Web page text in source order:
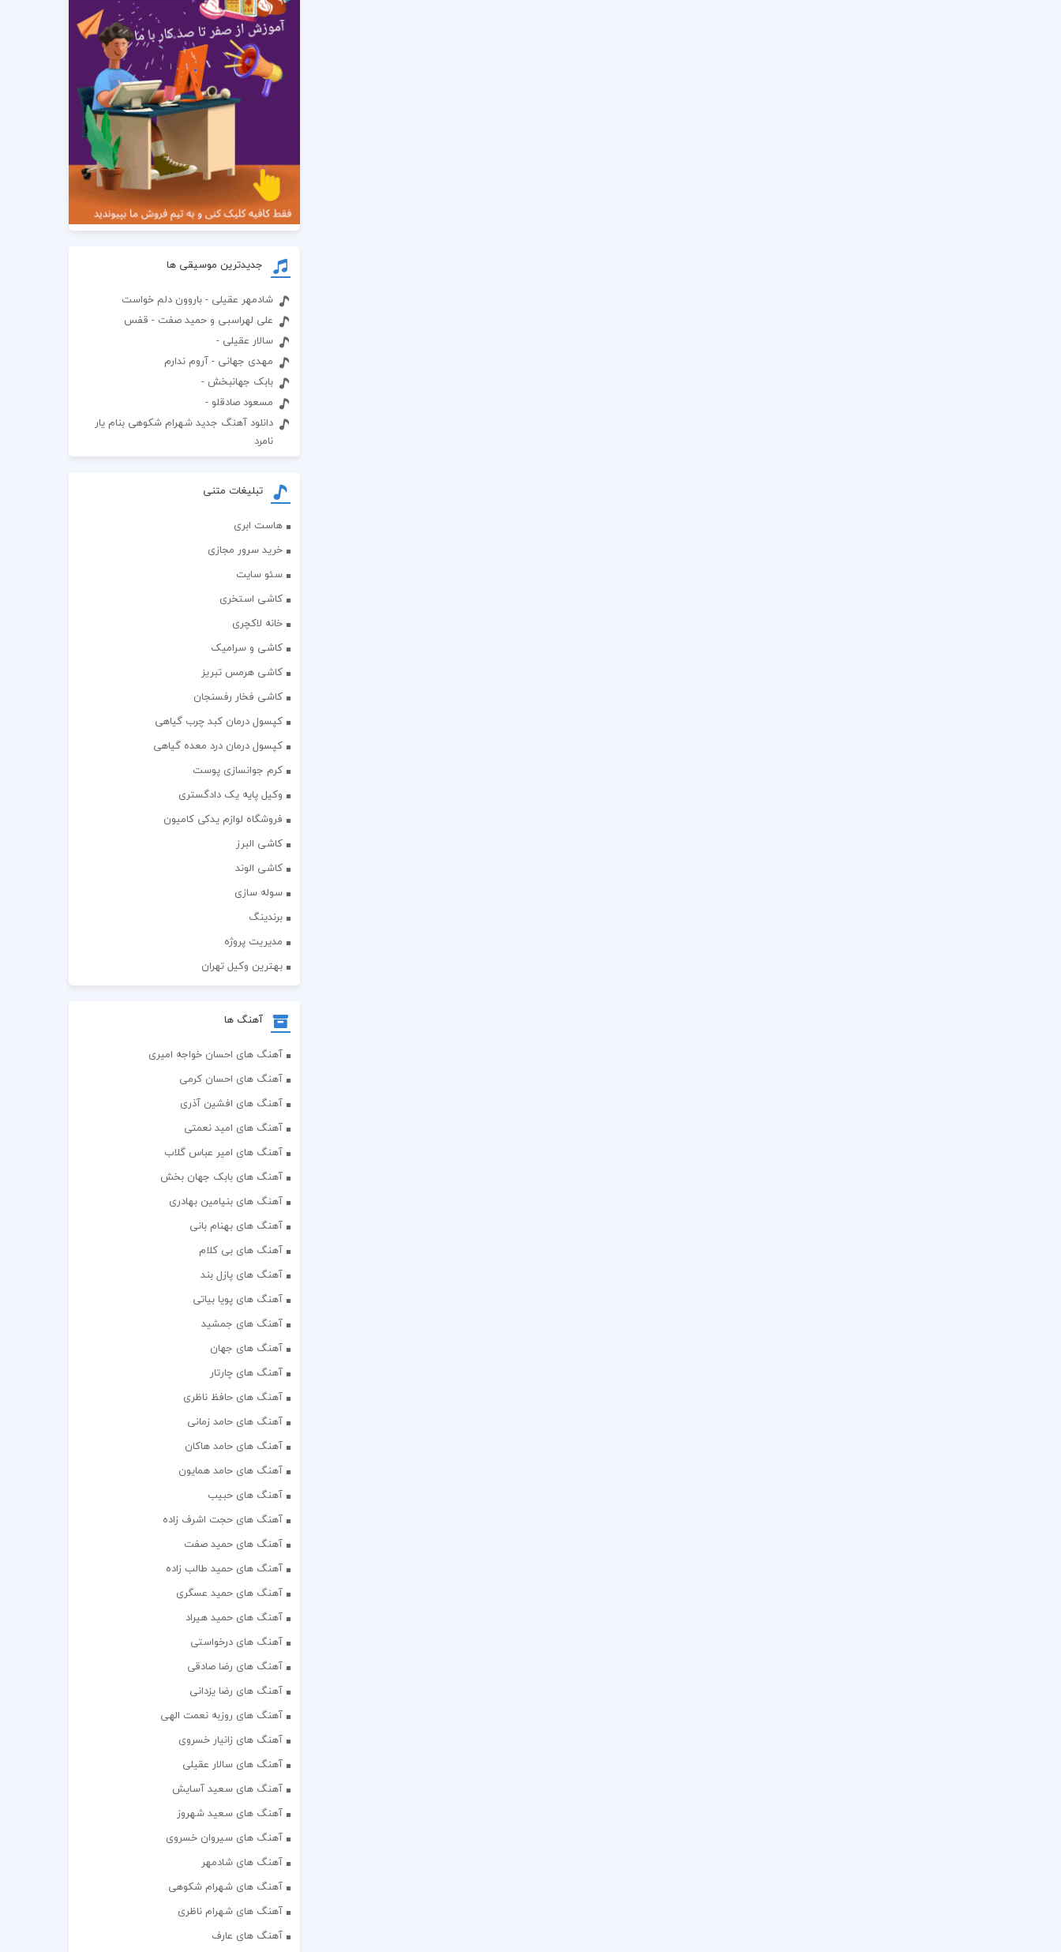
جدیدترین موسیقی ها
شادمهر عقیلی - باروون دلم خواست
علی لهراسبی و حمید صفت - قفس
سالار عقیلی -
مهدی جهانی - آروم ندارم
بابک جهانبخش -
مسعود صادقلو -
دانلود آهنگ جدید شهرام شکوهی بنام یار
نامرد
تبلیغات متنی
هاست ابری
خرید سرور مجازی
سئو سایت
کاشی استخری
خانه لاکچری
کاشی و سرامیک
کاشی هرمس تبریز
کاشی فخار رفسنجان
کپسول درمان کبد چرب گیاهی
کپسول درمان درد معده گیاهی
کرم جوانسازی پوست
وکیل پایه یک دادگستری
فروشگاه لوازم یدکی کامیون
کاشی البرز
کاشی الوند
سوله سازی
برندینگ
مدیریت پروژه
بهترین وکیل تهران
آهنگ ها
آهنگ های احسان خواجه امیری
آهنگ های احسان کرمی
آهنگ های افشین آذری
آهنگ های امید نعمتی
آهنگ های امیر عباس گلاب
آهنگ های بابک جهان بخش
آهنگ های بنیامین بهادری
آهنگ های بهنام بانی
آهنگ های بی کلام
آهنگ های پازل بند
آهنگ های پویا بیاتی
آهنگ های جمشید
آهنگ های جهان
آهنگ های چارتار
آهنگ های حافظ ناظری
آهنگ های حامد زمانی
آهنگ های حامد هاکان
آهنگ های حامد همایون
آهنگ های حبیب
آهنگ های حجت اشرف زاده
آهنگ های حمید صفت
آهنگ های حمید طالب زاده
آهنگ های حمید عسگری
آهنگ های حمید هیراد
آهنگ های درخواستی
آهنگ های رضا صادقی
آهنگ های رضا یزدانی
آهنگ های روزبه نعمت الهی
آهنگ های زانیار خسروی
آهنگ های سالار عقیلی
آهنگ های سعید آسایش
آهنگ های سعید شهروز
آهنگ های سیروان خسروی
آهنگ های شادمهر
آهنگ های شهرام شکوهی
آهنگ های شهرام ناظری
آهنگ های عارف